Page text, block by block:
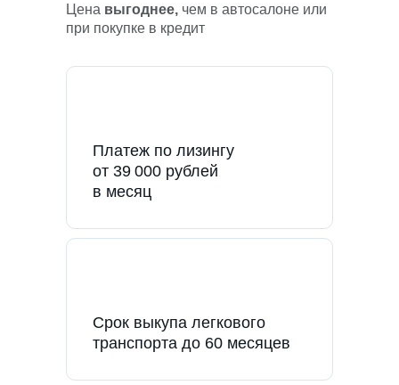
Цена выгоднее, чем в автосалоне или
при покупке в кредит
Платеж по лизингу
от 39 000 рублей
в месяц
Срок выкупа легкового
транспорта до 60 месяцев